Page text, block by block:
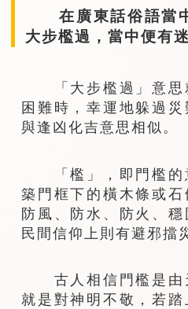
在廣東話俗語當
大步檻過，當中便有
「大步檻過」意思
困難時，幸運地躲過災
與逢凶化吉意思相似。
「檻」，即門檻的
築門框下的橫木條或
防風、防水、防火、
民間信仰上則有避邪擋
古人相信門檻是由
就是對神明不敬，若